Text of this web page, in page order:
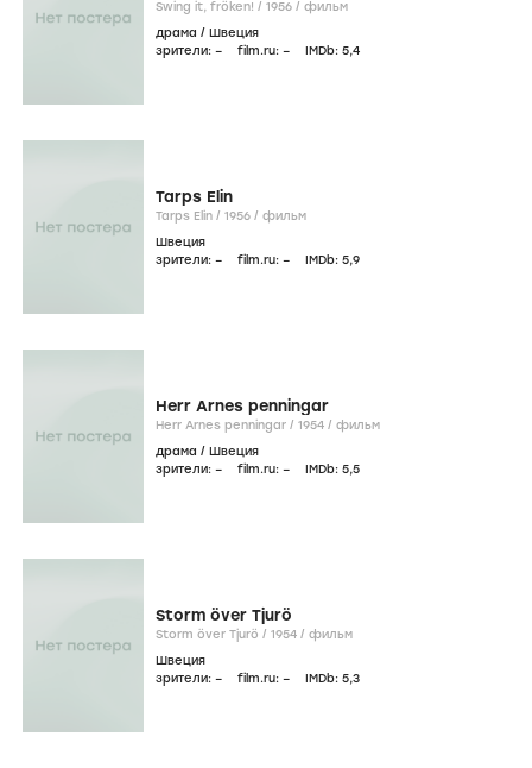
Swing it, fröken! / 1956 / фильм
драма / Швеция
зрители: – film.ru: – IMDb: 5,4
Tarps Elin
Tarps Elin / 1956 / фильм
Швеция
зрители: – film.ru: – IMDb: 5,9
Herr Arnes penningar
Herr Arnes penningar / 1954 / фильм
драма / Швеция
зрители: – film.ru: – IMDb: 5,5
Storm över Tjurö
Storm över Tjurö / 1954 / фильм
Швеция
зрители: – film.ru: – IMDb: 5,3